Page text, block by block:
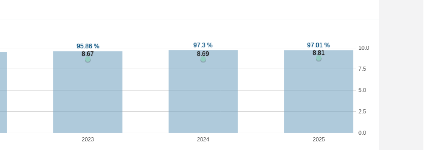
2023 2024 2025
0.0
2.5
5.0
7.5
10.0